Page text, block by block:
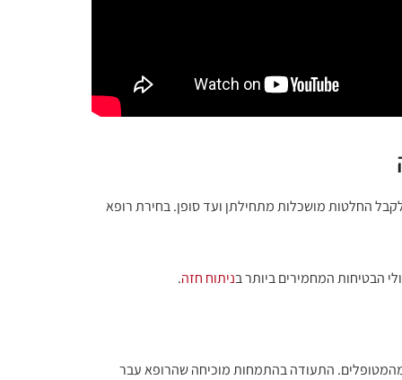
החלטות מושכלות מתחילתן ועד סופן. בחירת רופא
הבטיחות המחמירים ביותר בניתוח חזה.
התעודה בהתמחות מוכיחה שהרופא עבר